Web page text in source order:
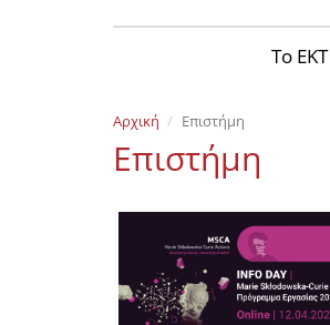
Το ΕΚΤ
Αρχική Επιστήμη
Επιστήμη